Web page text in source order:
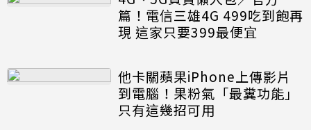
篇！電信三雄4G 499吃到飽再
現 這家只要399最便宜
他卡關蘋果iPhone上傳影片
到電腦！果粉氣「最糞功能」
只有這幾招可用